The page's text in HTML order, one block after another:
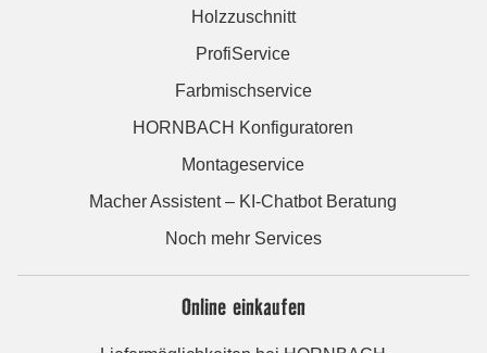
Holzzuschnitt
ProfiService
Farbmischservice
HORNBACH Konfiguratoren
Montageservice
Macher Assistent – KI-Chatbot Beratung
Noch mehr Services
Online einkaufen